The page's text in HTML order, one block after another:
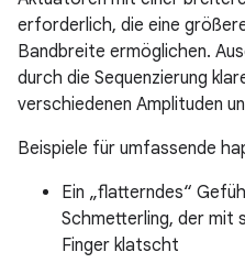
erforderlich, die eine
Bandbreite ermöglichen.
durch die Sequenzierung
verschiedenen Amplituden
Beispiele für umfassende
Ein „flatterndes“
Schmetterling, der mit
Finger klatscht